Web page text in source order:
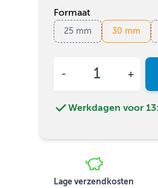
Formaat
25 mm 30 mm
Werkdagen voor
Lage verzendkosten